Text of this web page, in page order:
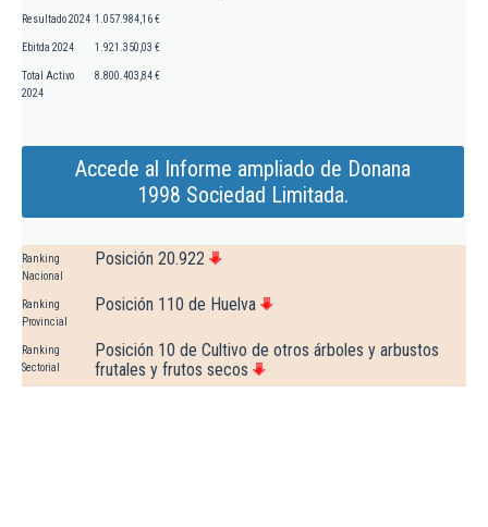
Resultado 2024 1.057.984,16 €
Ebitda 2024 1.921.350,03 €
Total Activo
2024
8.800.403,84 €
Accede al Informe ampliado de Donana
1998 Sociedad Limitada.
Ranking
Nacional
Posición 20.922
Ranking
Provincial
Posición 110 de Huelva
Ranking
Sectorial
Posición 10 de Cultivo de otros árboles y arbustos
frutales y frutos secos